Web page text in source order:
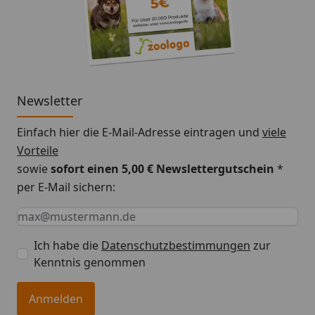
Newsletter
Einfach hier die E-Mail-Adresse eintragen und viele
Vorteile
sowiesofort einen 5,00 € Newslettergutschein *
per E-Mail sichern:
Keine Eingabe erforderlich
Eingabe erforderlich
E-Mail *
Ich habe die Datenschutzbestimmungen zur
Kenntnis genommen
Anmelden